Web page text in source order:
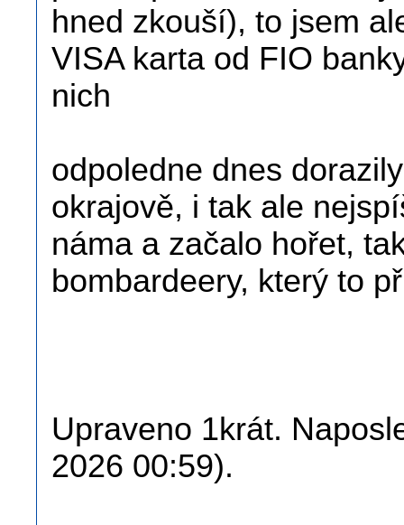
hned zkouší), to jsem
VISA karta od FIO
nich
odpoledne dnes
okrajově, i tak ale
náma a začalo hořet,
bombardeery, který to
Upraveno 1krát.
2026 00:59).